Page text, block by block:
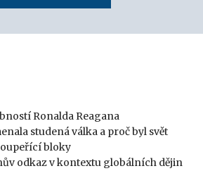
Ronalda Reagana
studená válka a proč byl svět
bloky
odkaz v kontextu globálních dějin